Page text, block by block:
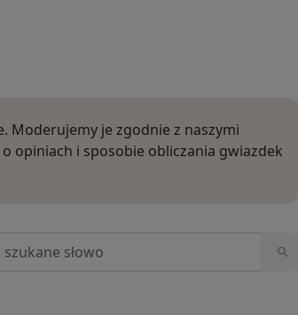
Moderujemy je zgodnie z naszymi
opiniach i sposobie obliczania gwiazdek
opiniach